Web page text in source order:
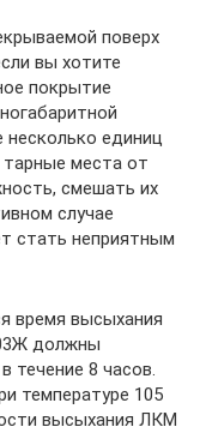
поверх
вы хотите
покрытие
несколько единиц
тарные места от
смешать их
случае
стать неприятным
время высыхания
должны
течение 8 часов.
температуре 105
высыхания ЛКМ